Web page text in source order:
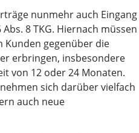
nunmehr auch Eingang
8 TKG. Hiernach müssen
Kunden gegenüber die
erbringen, insbesondere
von 12 oder 24 Monaten.
sich darüber vielfach
auch neue